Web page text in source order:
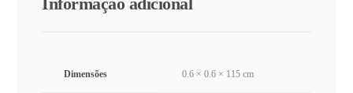
Dimensões 0.6 × 0.6 × 115 cm